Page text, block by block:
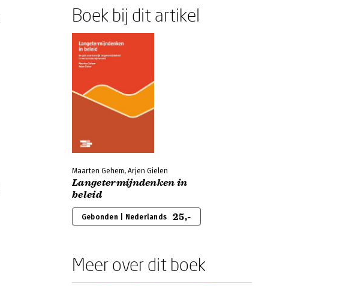
Boek bij dit artikel
Maarten Gehem, Arjen Gielen
Langetermijndenken in
beleid
Gebonden | Nederlands 25,-
Meer over dit boek